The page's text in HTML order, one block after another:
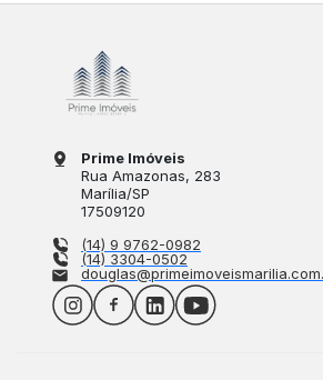
Prime Imóveis
Rua Amazonas, 283
Marília/SP
17509120
(14) 9 9762-0982
(14) 3304-0502